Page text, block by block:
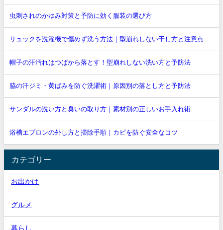
虫刺されのかゆみ対策と予防に効く服装の選び方
リュックを洗濯機で傷めず洗う方法｜型崩れしない干し方と注意点
帽子の汗汚れはつばから落とす！型崩れしない洗い方と予防法
脇の汗ジミ・黄ばみを防ぐ洗濯術｜原因別の落とし方と予防法
サンダルの洗い方と臭いの取り方｜素材別の正しいお手入れ術
浴槽エプロンの外し方と掃除手順｜カビを防ぐ安全なコツ
カテゴリー
お出かけ
グルメ
暮らし